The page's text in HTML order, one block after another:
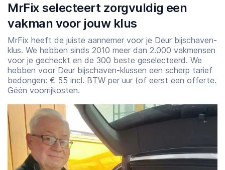
MrFix selecteert zorgvuldig een
vakman voor jouw klus
MrFix heeft de juiste aannemer voor je Deur bijschaven-
klus. We hebben sinds 2010 meer dan 2.000 vakmensen
voor je gecheckt en de 300 beste geselecteerd. We
hebben voor Deur bijschaven-klussen een scherp tarief
bedongen: € 55 incl. BTW per uur (of eerst een offerte.
Géén voorrijkosten.